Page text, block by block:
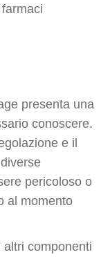
presenta una
conoscere.
e il
pericoloso o
al momento
componenti